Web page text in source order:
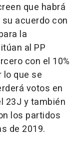
que habrá
acuerdo con
la
al PP
con el 10%
que se
votos en
23J y también
los partidos
de 2019.